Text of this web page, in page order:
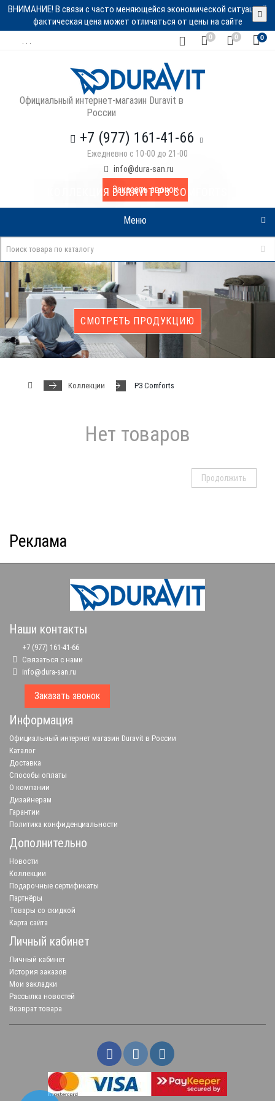
ВНИМАНИЕ! В связи с часто меняющейся экономической ситуацией
фактическая цена может отличаться от цены на сайте
0 0 0
Официальный интернет-магазин Duravit в
России
+7 (977) 161-41-66
Ежедневно с 10-00 до 21-00
info@dura-san.ru
Заказать звонок
Меню
КОЛЛЕКЦИЯ DURAVIT P3 COMFORTS
СМОТРЕТЬ ПРОДУКЦИЮ
Коллекции P3 Comforts
Нет товаров
Продолжить
Реклама
Наши контакты
+7 (977) 161-41-66
Связаться с нами
info@dura-san.ru
Заказать звонок
Информация
Официальный интернет магазин Duravit в России
Каталог
Доставка
Способы оплаты
О компании
Дизайнерам
Гарантии
Политика конфиденциальности
Дополнительно
Новости
Коллекции
Подарочные сертификаты
Партнёры
Товары со скидкой
Карта сайта
Личный кабинет
Личный кабинет
История заказов
Мои закладки
Рассылка новостей
Возврат товара